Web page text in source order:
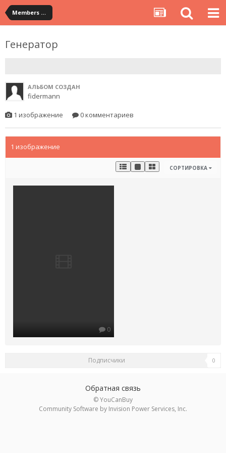
Members Albums Category
Генератор
АЛЬБОМ СОЗДАН
fidermann
1 изображение 0 комментариев
1 изображение
СОРТИРОВКА
0
Подписчики 0
Обратная связь
© YouCanBuy
Community Software by Invision Power Services, Inc.